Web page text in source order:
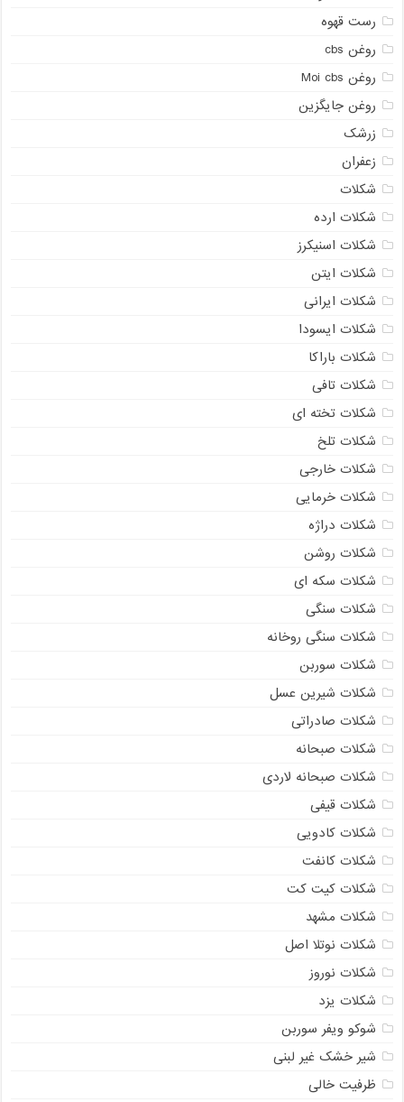
رست قهوه
روغن cbs
روغن Moi cbs
روغن جایگزین
زرشک
زعفران
شکلات
شکلات ارده
شکلات اسنیکرز
شکلات ایتن
شکلات ایرانی
شکلات ایسودا
شکلات باراکا
شکلات تافی
شکلات تخته ای
شکلات تلخ
شکلات خارجی
شکلات خرمایی
شکلات دراژه
شکلات روشن
شکلات سکه ای
شکلات سنگی
شکلات سنگی روخانه
شکلات سوربن
شکلات شیرین عسل
شکلات صادراتی
شکلات صبحانه
شکلات صبحانه لاردی
شکلات قیفی
شکلات کادویی
شکلات کانفت
شکلات کیت کت
شکلات مشهد
شکلات نوتلا اصل
شکلات نوروز
شکلات یزد
شوکو ویفر سوربن
شیر خشک غیر لبنی
ظرفیت خالی